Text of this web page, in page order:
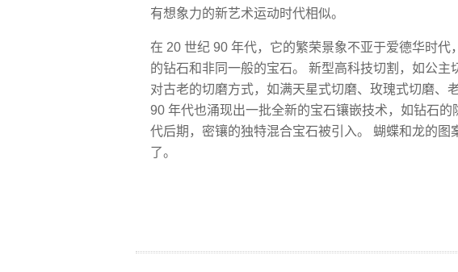
有想象力的新艺术运动时代相似。
在 20 世纪 90 年代，它的繁荣景象不亚于爱德华时
的钻石和非同一般的宝石。 新型高科技切割，如公主
对古老的切磨方式，如满天星式切磨、玫瑰式切磨、
90 年代也涌现出一批全新的宝石镶嵌技术，如钻石
代后期，密镶的独特混合宝石被引入。 蝴蝶和龙的图
了。